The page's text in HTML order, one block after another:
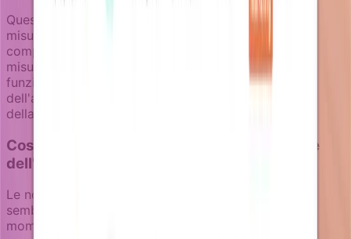
Questo approccio goal-aware fornisce anche
misurazioni più pulite. Invece di tracciare i tassi di
completamento delle campagne, i team possono
misurare i risultati reali di retention: attivazione di
funzionalità, recupero dell'utilizzo, o rinnovo
dell'abbonamento legato direttamente all'intervento
della campagna.
Costruire retention che rispetta l'attenzione
dell'utente
Le notifiche di retention efficaci funzionano perché
sembrano utili piuttosto che invadenti. Arrivano al
momento giusto con contesto rilevante e si fermano